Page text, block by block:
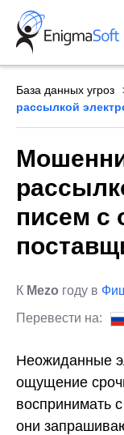
Skip
content
База данных угроз
рассылкой
писем с
К Mezo году в
Перевести на:
Неожиданные
ощущение
воспринимать
они